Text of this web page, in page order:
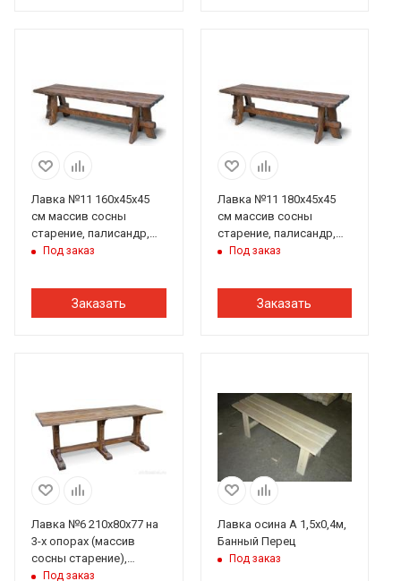
Лавка №11 160х45х45
см массив сосны
старение, палисандр,
ИРБПод заказ
Заказать
Лавка №11 180х45х45
см массив сосны
старение, палисандр,
ИРБПод заказ
Заказать
Лавка №6 210х80х77 на
3-х опорах (массив
сосны старение),
палисандр, ИРБ
Под заказ
Лавка осина А 1,5х0,4м,
Банный Перец
Под заказ